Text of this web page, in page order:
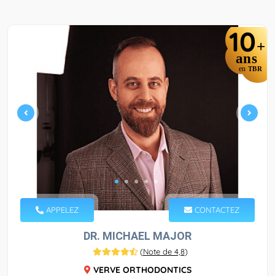
10+
ans
en TBR
APPELEZ CONTACTEZ
DR. MICHAEL MAJOR
(Note de 4,8)
VERVE ORTHODONTICS